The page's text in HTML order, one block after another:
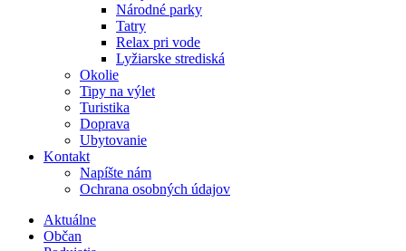
Národné parky
Tatry
Relax pri vode
Lyžiarske strediská
Okolie
Tipy na výlet
Turistika
Doprava
Ubytovanie
Kontakt
Napíšte nám
Ochrana osobných údajov
Aktuálne
Občan